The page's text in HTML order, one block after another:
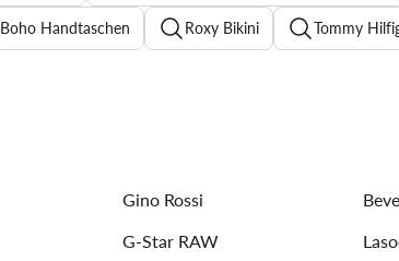
Boho Handtaschen Roxy Bikini Tommy
Gino Rossi
G-Star RAW